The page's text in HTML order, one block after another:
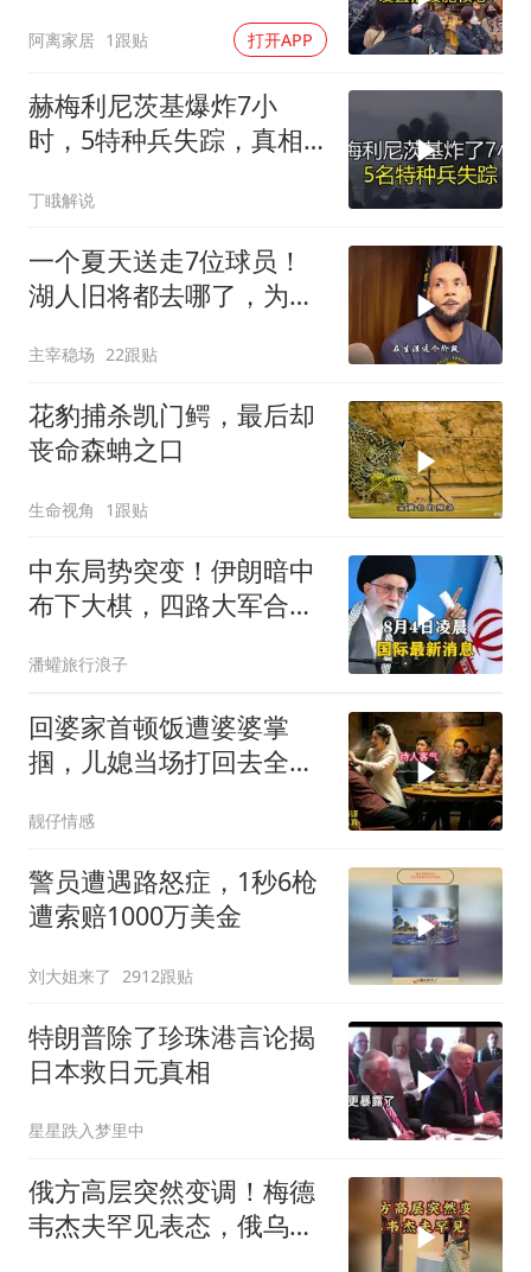
窝，靶标惨状让台军急眼
了
阿离家居 1跟贴 打开APP
赫梅利尼茨基爆炸7小
时，5特种兵失踪，真相
丁睋解说
一个夏天送走7位球员！
湖人旧将都去哪了，为何
主宰稳场 22跟贴
花豹捕杀凯门鳄，最后却
丧命森蚺之口
生命视角 1跟贴
中东局势突变！伊朗暗中
布下大棋，四路大军合
潘蠸旅行浪子
回婆家首顿饭遭婆婆掌
掴，儿媳当场打回去全家
靓仔情感
警员遭遇路怒症，1秒6枪
遭索赔1000万美金
刘大姐来了 2912跟贴
特朗普除了珍珠港言论揭
日本救日元真相
星星跌入梦里中
俄方高层突然变调！梅德
韦杰夫罕见表态，俄乌战